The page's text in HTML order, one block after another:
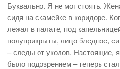
Буквально. Я не мог стоять.
сидя на скамейке в коридоре.
лежал в палате, под
полуприкрыты, лицо бледное,
– следы от уколов. Настоящие,
было подозрением – теперь